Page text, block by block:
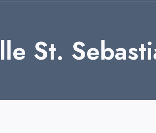
St.